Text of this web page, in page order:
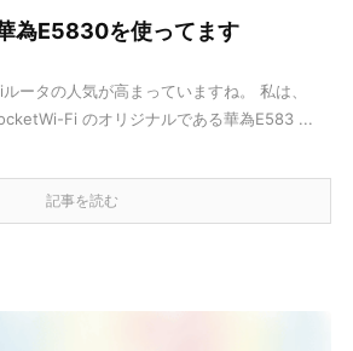
為E5830を使ってます
ータの人気が高まっていますね。 私は、
Fi のオリジナルである華為E583 ...
記事を読む